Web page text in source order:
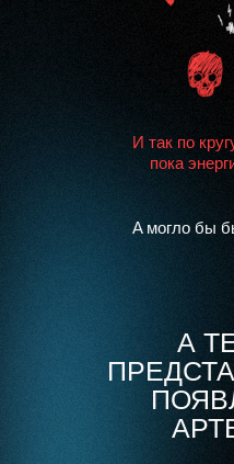
И тaк по
покa
A могло бы
А